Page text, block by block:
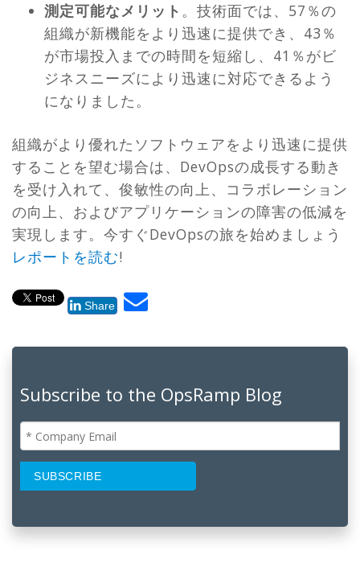
測定可能なメリット 。技術面では、57％の
組織が新機能をより迅速に提供でき、43％
が市場投入までの時間を短縮し、41％がビ
ジネスニーズにより迅速に対応できるよう
になりました。
組織がより優れたソフトウェアをより迅速に提供
することを望む場合は、DevOpsの成長する動き
を受け入れて、俊敏性の向上、コラボレーション
の向上、およびアプリケーションの障害の低減を
実現します。今すぐDevOpsの旅を始めましょう
レポートを読む!
Share
Subscribe to the OpsRamp Blog